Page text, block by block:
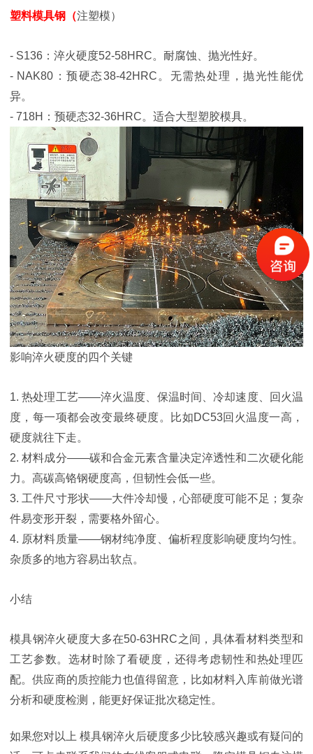
塑料模具钢（注塑模）
- S136：淬火硬度52-58HRC。耐腐蚀、抛光性好。
- NAK80：预硬态38-42HRC。无需热处理，抛光性能优
异。
- 718H：预硬态32-36HRC。适合大型塑胶模具。
影响淬火硬度的四个关键
1. 热处理工艺——淬火温度、保温时间、冷却速度、回火温
度，每一项都会改变最终硬度。比如DC53回火温度一高，
硬度就往下走。
2. 材料成分——碳和合金元素含量决定淬透性和二次硬化能
力。高碳高铬钢硬度高，但韧性会低一些。
3. 工件尺寸形状——大件冷却慢，心部硬度可能不足；复杂
件易变形开裂，需要格外留心。
4. 原材料质量——钢材纯净度、偏析程度影响硬度均匀性。
杂质多的地方容易出软点。
小结
模具钢淬火硬度大多在50-63HRC之间，具体看材料类型和
工艺参数。选材时除了看硬度，还得考虑韧性和热处理匹
配。供应商的质控能力也值得留意，比如材料入库前做光谱
分析和硬度检测，能更好保证批次稳定性。
如果您对以上 模具钢淬火后硬度多少比较感兴趣或有疑问的